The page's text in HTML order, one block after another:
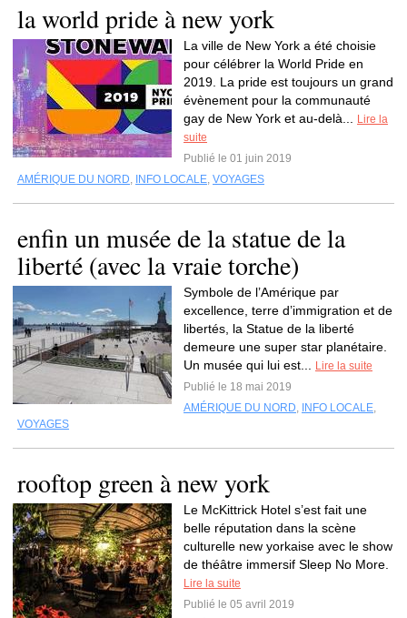
la world pride à new york
La ville de New York a été choisie
pour célébrer la World Pride en
2019. La pride est toujours un grand
évènement pour la communauté
gay de New York et au-delà...
Lire la
suite
Publié le 01 juin 2019
AMÉRIQUE DU NORD, INFO LOCALE, VOYAGES
enfin un musée de la statue de la
liberté (avec la vraie torche)
Symbole de l’Amérique par
excellence, terre d’immigration et de
libertés, la Statue de la liberté
demeure une super star planétaire.
Un musée qui lui est...
Lire la suite
Publié le 18 mai 2019
AMÉRIQUE DU NORD, INFO LOCALE,
VOYAGES
rooftop green à new york
Le McKittrick Hotel s’est fait une
belle réputation dans la scène
culturelle new yorkaise avec le show
de théâtre immersif Sleep No More.
Lire la suite
Publié le 05 avril 2019